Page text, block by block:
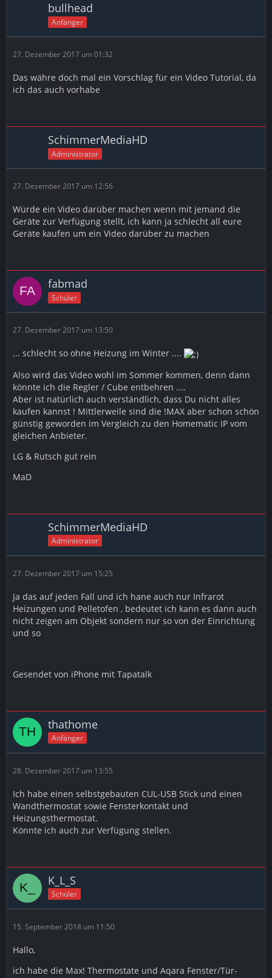
bullhead
Anfänger
27. Dezember 2017 um 01:32
Das währe doch mal ein Vorschlag für ein Video Tutorial, da
ich das auch vorhabe
SchimmerMediaHD
Administrator
27. Dezember 2017 um 12:56
Würde ein Video darüber machen wenn mit jemand die
Geräte zur Verfügung stellt, ich kann ja schlecht all eure
Geräte kaufen um ein Video darüber zu machen
fabmad
Schüler
27. Dezember 2017 um 13:50
... schlecht so ohne Heizung im Winter ....
Also wird das Video wohl im Sommer kommen, denn dann
könnte ich die Regler / Cube entbehren ....
Aber ist natürlich auch verständlich, dass Du nicht alles
kaufen kannst ! Mittlerweile sind die !MAX aber schon schön
günstig geworden im Vergleich zu den Homematic IP vom
gleichen Anbieter.
LG & Rutsch gut rein
MaD
SchimmerMediaHD
Administrator
27. Dezember 2017 um 15:25
Ja das auf jeden Fall und ich hane auch nur Infrarot
Heizungen und Pelletofen , bedeutet ich kann es dann auch
nicht zeigen am Objekt sondern nur so von der Einrichtung
und so
Gesendet von iPhone mit Tapatalk
thathome
Anfänger
28. Dezember 2017 um 13:55
Ich habe einen selbstgebauten CUL-USB Stick und einen
Wandthermostat sowie Fensterkontakt und
Heizungsthermostat.
Könnte ich auch zur Verfügung stellen.
K_L_S
Schüler
15. September 2018 um 11:50
Hallo,
ich habe die Max! Thermostate und Aqara Fenster/Tür-